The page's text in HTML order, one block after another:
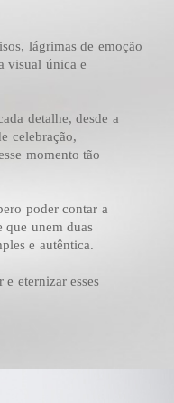
lágrimas de emoção
visual única e
detalhe, desde a
celebração,
momento tão
poder contar a
unem duas
e autêntica.
eternizar esses